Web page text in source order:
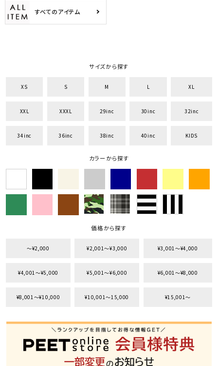
すべてのアイテム
サイズから探す
XS S M L XL
XXL XXXL 29inc 30inc 32inc
34inc 36inc 38inc 40inc KIDS
カラーから探す
価格から探す
〜¥2,000 ¥2,001〜¥3,000 ¥3,001〜¥4,000
¥4,001〜¥5,000 ¥5,001〜¥6,000 ¥6,001〜¥8,000
¥8,001〜¥10,000 ¥10,001〜15,000 ¥15,001〜